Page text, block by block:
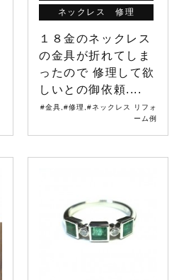
ネックレス 修理
１８金のネックレス
の金具が折れてしま
ったので 修理して欲
しいとの御依頼....
#金具 #修理 #ネックレス リフォ
ーム例